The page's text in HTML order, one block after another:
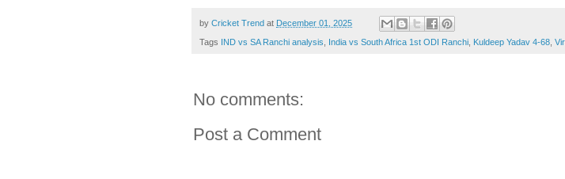
by Cricket Trend at December 01, 2025
Tags IND vs SA Ranchi analysis India vs South Africa 1st ODI Ranchi Kuldeep Yadav 4-68
No comments:
Post a Comment